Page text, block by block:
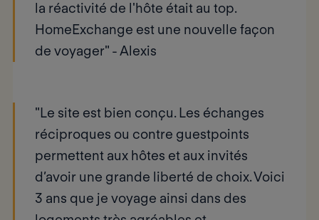
la réactivité de l'hôte était au top.
HomeExchange est une nouvelle façon
de voyager" -Alexis
"Le site est bien conçu. Les échanges
réciproques ou contre guestpoints
permettent aux hôtes et aux invités
d’avoir une grande liberté de choix. Voici
3 ans que je voyage ainsi dans des